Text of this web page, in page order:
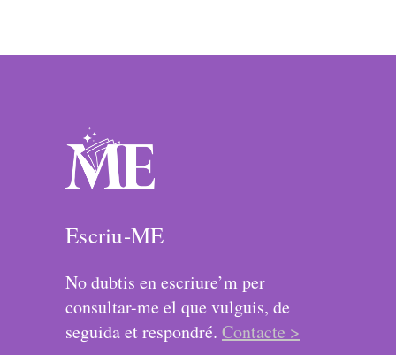
Escriu-ME
No dubtis en escriure’m per
consultar-me el que vulguis, de
seguida et respondré. Contacte >